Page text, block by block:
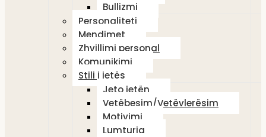
Bullizmi
Personaliteti
Mendimet
Zhvillimi personal
Komunikimi
Stili i jetës
Jeto jetën
Vetëbesim/Vetëvlerësim
Motivimi
Lumturia